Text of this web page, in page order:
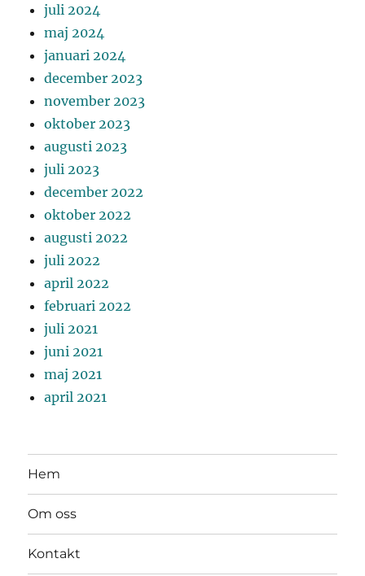
juli 2024
maj 2024
januari 2024
december 2023
november 2023
oktober 2023
augusti 2023
juli 2023
december 2022
oktober 2022
augusti 2022
juli 2022
april 2022
februari 2022
juli 2021
juni 2021
maj 2021
april 2021
Hem
Om oss
Kontakt